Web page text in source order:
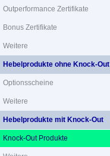
Outperformance Zertifikate
Bonus Zertifikate
Weitere
Hebelprodukte ohne Knock-Out
Optionsscheine
Weitere
Hebelprodukte mit Knock-Out
Knock-Out Produkte